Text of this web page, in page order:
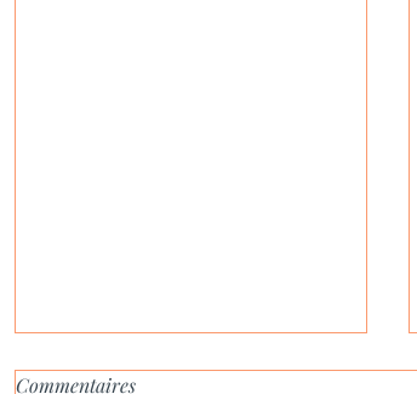
Commentaires